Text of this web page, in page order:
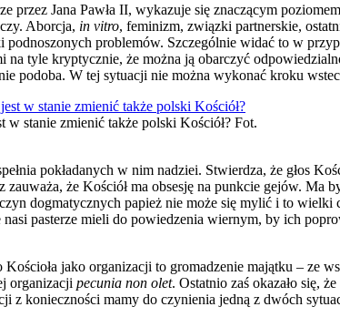
przez Jana Pawła II, wykazuje się znaczącym
Aborcja, in vitro, feminizm, związki partnerskie,
problemów. Szczególnie widać to w
na tyle kryptycznie, że można ją obarczyć
podoba. W tej sytuacji nie można wykonać kroku
w stanie zmienić także polski Kościół? Fot.
pokładanych w nim nadziei. Stwierdza, że głos
zauważa, że Kościół ma obsesję na punkcie gejów. Ma
dogmatycznych papież nie może się mylić i to
pasterze mieli do powiedzenia wiernym, by ich
Kościoła jako organizacji to gromadzenie majątku – ze
organizacji pecunia non olet. Ostatnio zaś okazało się,
z konieczności mamy do czynienia jedną z dwóch